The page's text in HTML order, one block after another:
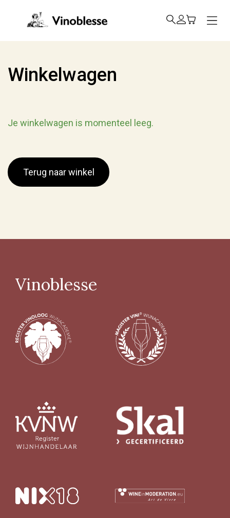
Over Vinoblesse
Contact
Winkelwagen
Je winkelwagen is momenteel leeg.
Terug naar winkel
Vinoblesse